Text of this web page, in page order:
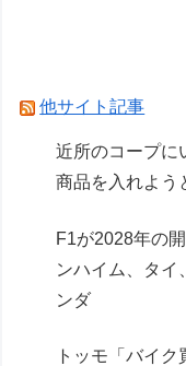
【悲報】英メ
前半戦を終え
げてしまう
他サイト記事
近所のコープに
商品を入れよう
F1が2028年の
ンハイム、タイ
ンダ
トッモ「バイ